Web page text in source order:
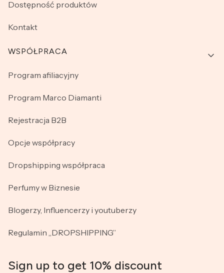
Dostępność produktów
Kontakt
WSPÓŁPRACA
Program afiliacyjny
Program Marco Diamanti
Rejestracja B2B
Opcje współpracy
Dropshipping współpraca
Perfumy w Biznesie
Blogerzy, Influencerzy i youtuberzy
Regulamin „DROPSHIPPING”
Sign up to get 10% discount